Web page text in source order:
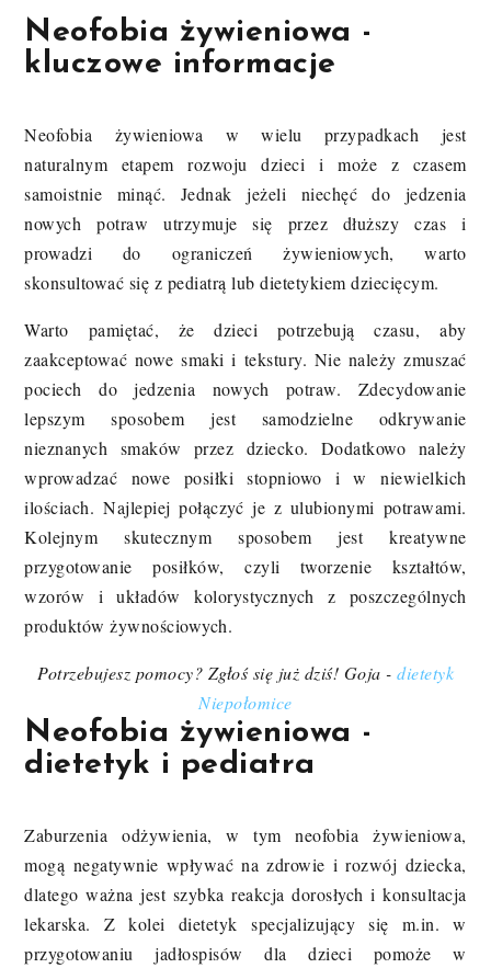
Neofobia żywieniowa -
kluczowe informacje
Neofobia żywieniowa w wielu przypadkach jest
naturalnym etapem rozwoju dzieci i może z czasem
samoistnie minąć. Jednak jeżeli niechęć do jedzenia
nowych potraw utrzymuje się przez dłuższy czas i
prowadzi do ograniczeń żywieniowych, warto
skonsultować się z pediatrą lub dietetykiem dziecięcym.
Warto pamiętać, że dzieci potrzebują czasu, aby
zaakceptować nowe smaki i tekstury. Nie należy zmuszać
pociech do jedzenia nowych potraw. Zdecydowanie
lepszym sposobem jest samodzielne odkrywanie
nieznanych smaków przez dziecko. Dodatkowo należy
wprowadzać nowe posiłki stopniowo i w niewielkich
ilościach. Najlepiej połączyć je z ulubionymi potrawami.
Kolejnym skutecznym sposobem jest kreatywne
przygotowanie posiłków, czyli tworzenie kształtów,
wzorów i układów kolorystycznych z poszczególnych
produktów żywnościowych.
Potrzebujesz pomocy? Zgłoś się już dziś! Goja - dietetyk
Niepołomice
Neofobia żywieniowa -
dietetyk i pediatra
Zaburzenia odżywienia, w tym neofobia żywieniowa,
mogą negatywnie wpływać na zdrowie i rozwój dziecka,
dlatego ważna jest szybka reakcja dorosłych i konsultacja
lekarska. Z kolei dietetyk specjalizujący się m.in. w
przygotowaniu jadłospisów dla dzieci pomoże w